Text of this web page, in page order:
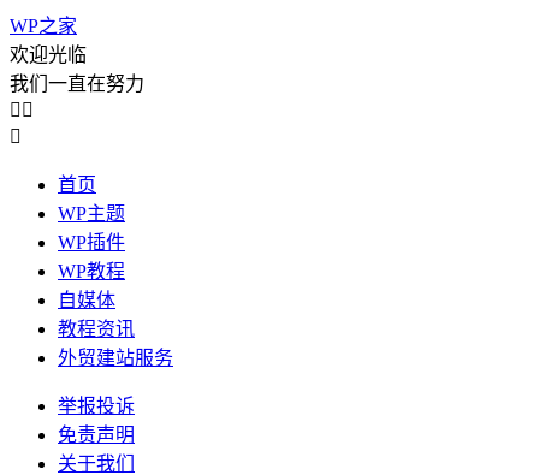
WP之家
欢迎光临
我们一直在努力
 

首页
WP主题
WP插件
WP教程
自媒体
教程资讯
外贸建站服务
举报投诉
免责声明
关于我们